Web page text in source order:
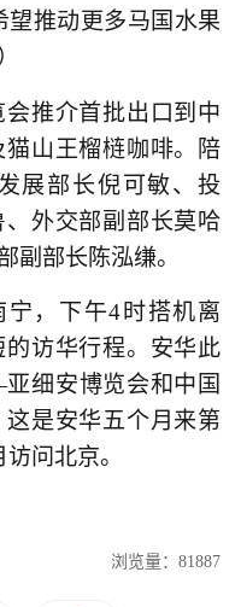
望推动更多马国水果
推介首批出口到中
山王榴梿咖啡。陪
展部长倪可敏、投
外交部副部长莫哈
副部长陈泓缣。
，下午4时搭机离
访华行程。安华此
细安博览会和中国
是安华五个月来第
问北京。
浏览量：81887